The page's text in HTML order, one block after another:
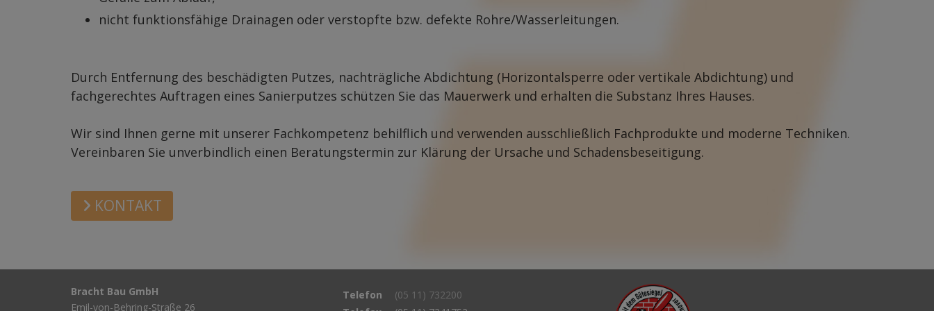
nicht funktionsfähige Drainagen oder verstopfte bzw. defekte Rohre/Wasserleitungen.
Durch Entfernung des beschädigten Putzes, nachträgliche Abdichtung (Horizontalsperre oder vertikale Abdichtung) und
fachgerechtes Auftragen eines Sanierputzes schützen Sie das Mauerwerk und erhalten die Substanz Ihres Hauses.
Wir sind Ihnen gerne mit unserer Fachkompetenz behilflich und verwenden ausschließlich Fachprodukte und moderne Techniken.
Vereinbaren Sie unverbindlich einen Beratungstermin zur Klärung der Ursache und Schadensbeseitigung.
KONTAKT
Bracht Bau GmbH
Emil-von-Behring-Straße 26
Telefon
(05 11) 732200